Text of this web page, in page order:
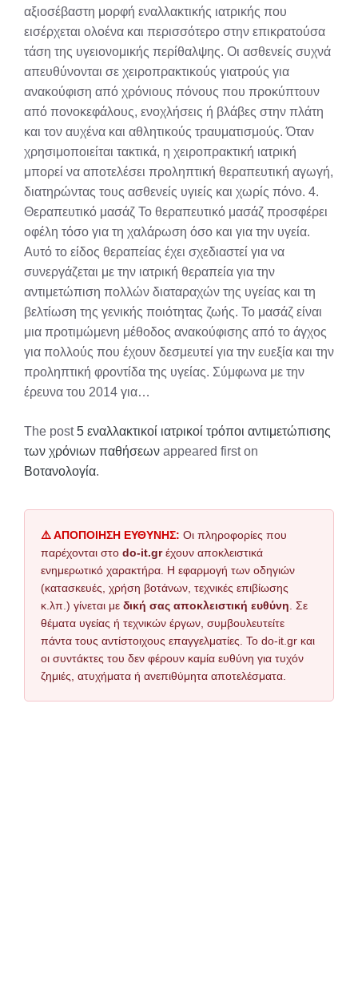
αξιοσέβαστη μορφή εναλλακτικής ιατρικής που
εισέρχεται ολοένα και περισσότερο στην επικρατούσα
τάση της υγειονομικής περίθαλψης. Οι ασθενείς συχνά
απευθύνονται σε χειροπρακτικούς γιατρούς για
ανακούφιση από χρόνιους πόνους που προκύπτουν
από πονοκεφάλους, ενοχλήσεις ή βλάβες στην πλάτη
και τον αυχένα και αθλητικούς τραυματισμούς. Όταν
χρησιμοποιείται τακτικά, η χειροπρακτική ιατρική
μπορεί να αποτελέσει προληπτική θεραπευτική αγωγή,
διατηρώντας τους ασθενείς υγιείς και χωρίς πόνο. 4.
Θεραπευτικό μασάζ Το θεραπευτικό μασάζ προσφέρει
οφέλη τόσο για τη χαλάρωση όσο και για την υγεία.
Αυτό το είδος θεραπείας έχει σχεδιαστεί για να
συνεργάζεται με την ιατρική θεραπεία για την
αντιμετώπιση πολλών διαταραχών της υγείας και τη
βελτίωση της γενικής ποιότητας ζωής. Το μασάζ είναι
μια προτιμώμενη μέθοδος ανακούφισης από το άγχος
για πολλούς που έχουν δεσμευτεί για την ευεξία και την
προληπτική φροντίδα της υγείας. Σύμφωνα με την
έρευνα του 2014 για…
The post5 εναλλακτικοί ιατρικοί τρόποι αντιμετώπισης
των χρόνιων παθήσεων appeared first on
Βοτανολογία.
⚠️ ΑΠΟΠΟΙΗΣΗ ΕΥΘΥΝΗΣ: Οι πληροφορίες που
παρέχονται στο do-it.grέχουν αποκλειστικά
ενημερωτικό χαρακτήρα. Η εφαρμογή των οδηγιών
(κατασκευές, χρήση βοτάνων, τεχνικές επιβίωσης
κ.λπ.) γίνεται με δική σας αποκλειστική ευθύνη . Σε
θέματα υγείας ή τεχνικών έργων, συμβουλευτείτε
πάντα τους αντίστοιχους επαγγελματίες. Το do-it.gr και
οι συντάκτες του δεν φέρουν καμία ευθύνη για τυχόν
ζημιές, ατυχήματα ή ανεπιθύμητα αποτελέσματα.